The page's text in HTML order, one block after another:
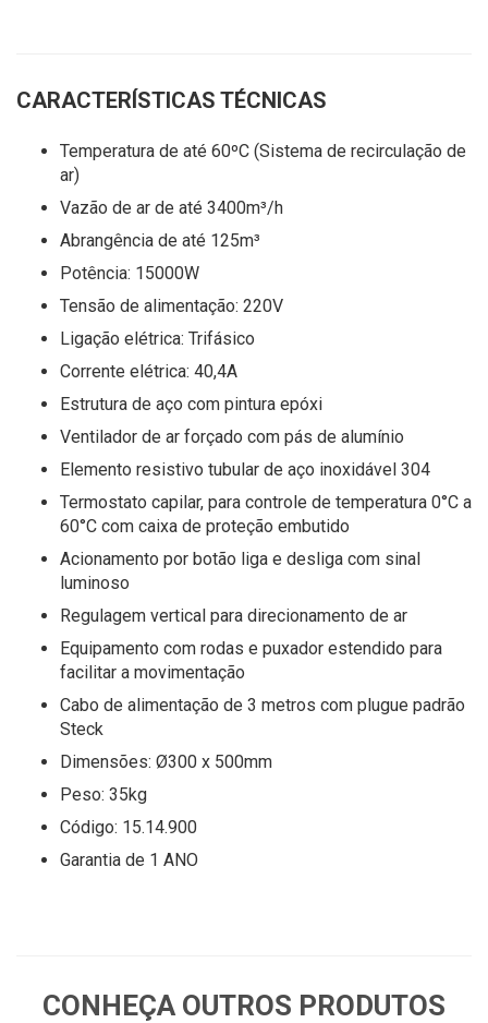
CARACTERÍSTICAS TÉCNICAS
Temperatura de até 60ºC (Sistema de recirculação de
ar)
Vazão de ar de até 3400m³/h
Abrangência de até 125m³
Potência: 15000W
Tensão de alimentação: 220V
Ligação elétrica: Trifásico
Corrente elétrica: 40,4A
Estrutura de aço com pintura epóxi
Ventilador de ar forçado com pás de alumínio
Elemento resistivo tubular de aço inoxidável 304
Termostato capilar, para controle de temperatura 0°C a
60°C com caixa de proteção embutido
Acionamento por botão liga e desliga com sinal
luminoso
Regulagem vertical para direcionamento de ar
Equipamento com rodas e puxador estendido para
facilitar a movimentação
Cabo de alimentação de 3 metros com plugue padrão
Steck
Dimensões: Ø300 x 500mm
Peso: 35kg
Código: 15.14.900
Garantia de 1 ANO
CONHEÇA OUTROS PRODUTOS